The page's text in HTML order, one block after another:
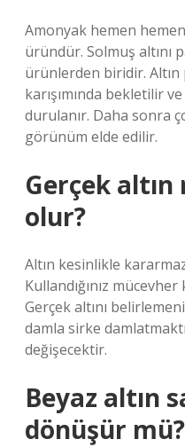
Amonyak hemen
üründür. Solmuş altını
ürünlerden biridir.
karışımında bekletilir
durulanır. Daha sonra
görünüm elde edilir.
Gerçek altın
olur?
Altın kesinlikle
Kullandığınız
Gerçek altını
damla sirke
değişecektir.
Beyaz altın
dönüşür mü?